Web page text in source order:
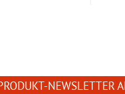
NEWSLETTER